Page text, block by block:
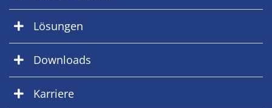
Lösungen
Downloads
Karriere